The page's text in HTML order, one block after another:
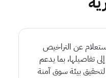
عن التراخيص
تفاصيلها، بما يدعم
لتحقيق بيئة سوق آمنة